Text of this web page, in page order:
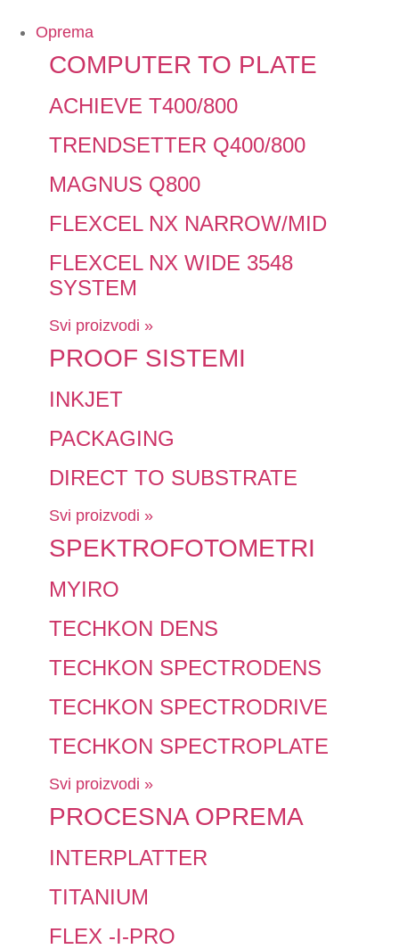
Oprema
COMPUTER TO PLATE
ACHIEVE T400/800
TRENDSETTER Q400/800
MAGNUS Q800
FLEXCEL NX NARROW/MID
FLEXCEL NX WIDE 3548
SYSTEM
Svi proizvodi »
PROOF SISTEMI
INKJET
PACKAGING
DIRECT TO SUBSTRATE
Svi proizvodi »
SPEKTROFOTOMETRI
MYIRO
TECHKON DENS
TECHKON SPECTRODENS
TECHKON SPECTRODRIVE
TECHKON SPECTROPLATE
Svi proizvodi »
PROCESNA OPREMA
INTERPLATTER
TITANIUM
FLEX -I-PRO